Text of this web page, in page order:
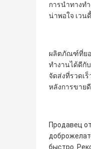
การนำทางท
น่าพอใจ เว
ผลิตภัณฑ์ที่ยอ
ทำงานได้ดีกั
จัดส่งที่รวดเร็
หลังการขายดี
Продавец
быстро.